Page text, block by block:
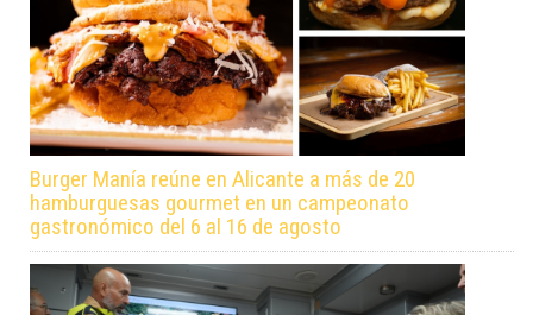
Burger Manía reúne en Alicante a más de 20
hamburguesas gourmet en un campeonato
gastronómico del 6 al 16 de agosto